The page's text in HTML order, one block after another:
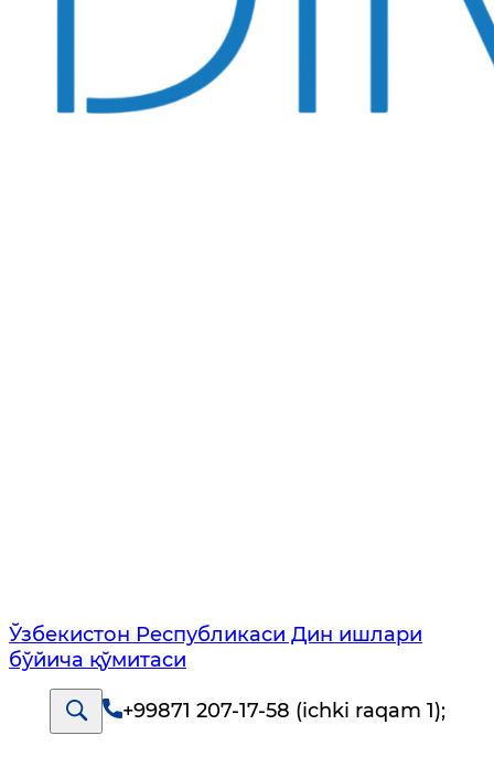
Ўзбекистон Республикаси Дин ишлари
бўйича қўмитаси
+99871 207-17-58 (ichki raqam 1);